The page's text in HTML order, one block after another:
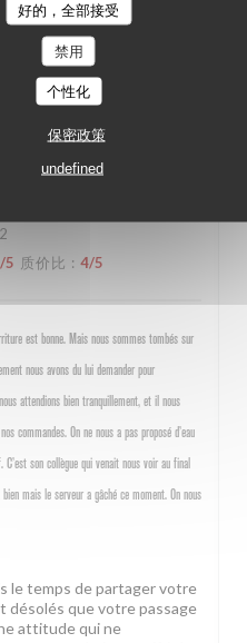
好的，全部接受
禁用
个性化
保密政策
undefined
retour, ça nous fait
était au rendez-vous, du
l'ambiance, c'est la plus
On espère vous
de L'Alsace
/5 质价比 : 4/5
est bonne. Mais nous sommes tombés sur
nous avons du lui demander pour
attendions bien tranquillement, et il nous
commandes. On ne nous a pas proposé d’eau
son collègue qui venait nous voir au final
mais le serveur a gâché ce moment. On nous
le temps de partager votre
désolés que votre passage
attitude qui ne